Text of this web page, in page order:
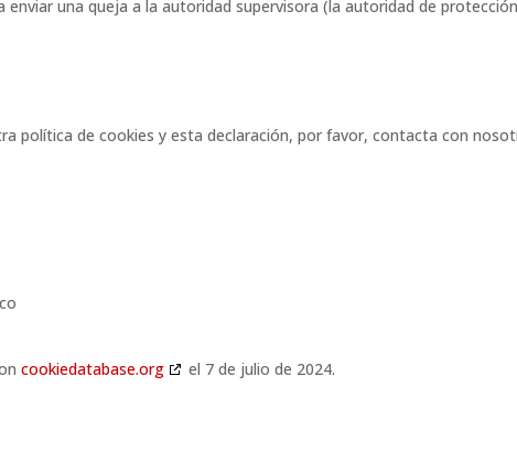
una queja a la autoridad supervisora (la autoridad de
política de cookies y esta declaración, por favor, contacta con
cookiedatabase.org el 7 de julio de 2024.